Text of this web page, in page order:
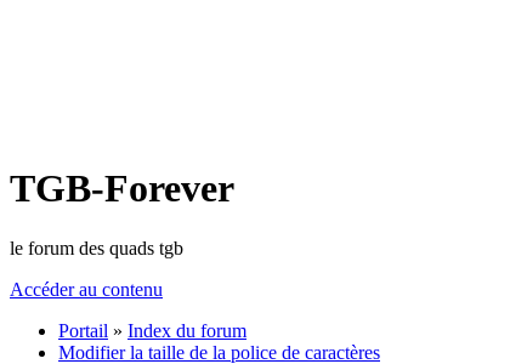
TGB-Forever
le forum des quads tgb
Accéder au contenu
Portail » Index du forum
Modifier la taille de la police de caractères